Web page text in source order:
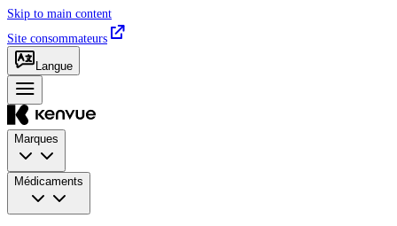
Skip to main content
Site consommateurs
Langue
Marques
Médicaments